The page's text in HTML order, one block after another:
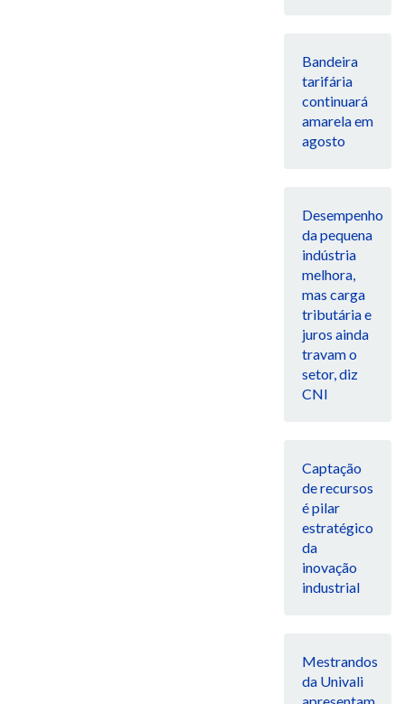
Bandeira
tarifária
continuará
amarela em
agosto
Desempenho
da pequena
indústria
melhora,
mas carga
tributária e
juros ainda
travam o
setor, diz
CNI
Captação
de recursos
é pilar
estratégico
da
inovação
industrial
Mestrandos
da Univali